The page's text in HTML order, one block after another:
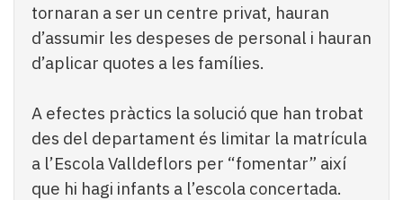
tornaran a ser un centre privat, hauran
d’assumir les despeses de personal i hauran
d’aplicar quotes a les famílies.
A efectes pràctics la solució que han trobat
des del departament és limitar la matrícula
a l’Escola Valldeflors per “fomentar” així
que hi hagi infants a l’escola concertada.